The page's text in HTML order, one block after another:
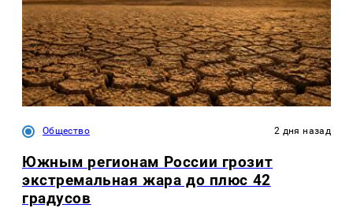
Общество 2 дня назад
Южным регионам России грозит
экстремальная жара до плюс 42
градусов